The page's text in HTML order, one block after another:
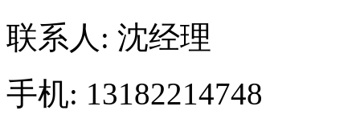
联系人: 沈经理
手机: 13182214748